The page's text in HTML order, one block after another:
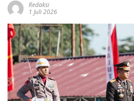
Redaksi
1 Juli 2026